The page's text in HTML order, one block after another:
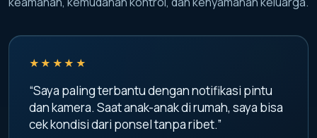
★★★★★
“Saya paling terbantu dengan notifikasi pintu
dan kamera. Saat anak-anak di rumah, saya bisa
cek kondisi dari ponsel tanpa ribet.”